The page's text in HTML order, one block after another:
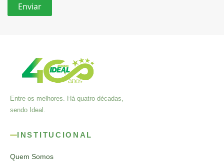
Entre os melhores. Há quatro décadas,
sendo Ideal.
INSTITUCIONAL
Quem Somos